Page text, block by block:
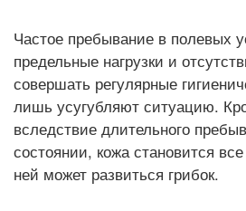
Частое пребывание в полевых
предельные нагрузки и
совершать регулярные
лишь усугубляют ситуацию.
вследствие длительного
состоянии, кожа становится
ней может развиться грибок.